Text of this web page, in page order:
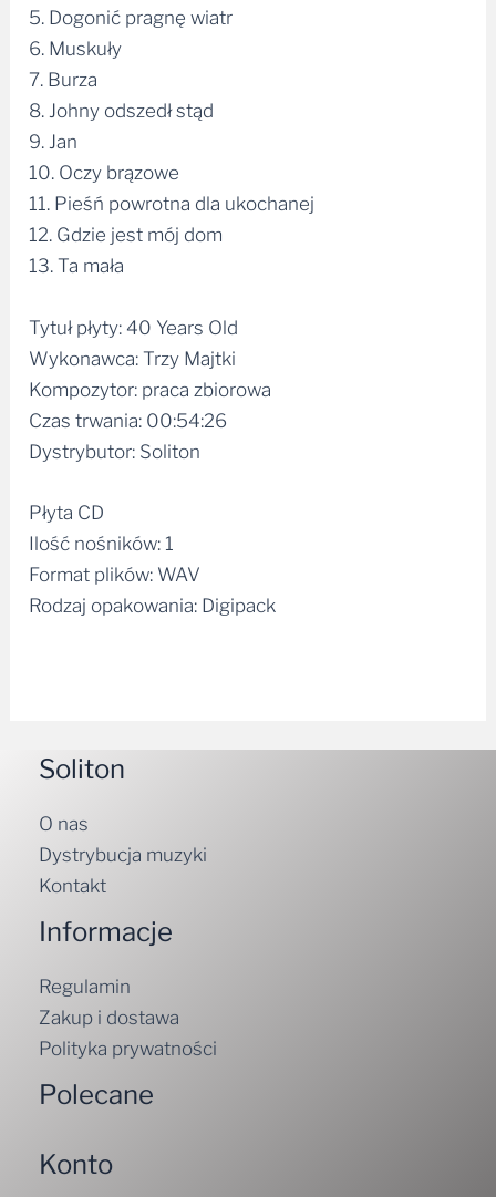
5. Dogonić pragnę wiatr
6. Muskuły
7. Burza
8. Johny odszedł stąd
9. Jan
10. Oczy brązowe
11. Pieśń powrotna dla ukochanej
12. Gdzie jest mój dom
13. Ta mała
Tytuł płyty: 40 Years Old
Wykonawca: Trzy Majtki
Kompozytor: praca zbiorowa
Czas trwania: 00:54:26
Dystrybutor: Soliton
Płyta CD
Ilość nośników: 1
Format plików: WAV
Rodzaj opakowania: Digipack
Soliton
O nas
Dystrybucja muzyki
Kontakt
Informacje
Regulamin
Zakup i dostawa
Polityka prywatności
Polecane
Konto